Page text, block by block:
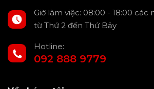
dạng, giúp giảm nhức mỏi, lưu thông
cảm giác thoải mái và sảng khoái
Bạn nên xem thêm:Độ Quạt Làm
Giờ làm việc: 08:00 - 18:00
từ Thứ 2 đến Thứ Bảy
Hotline:
092 888 9779